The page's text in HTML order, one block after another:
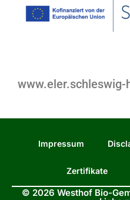
www.eler.schleswig-
Impressum
Zertifikate
© 2026 Westhof Bio-